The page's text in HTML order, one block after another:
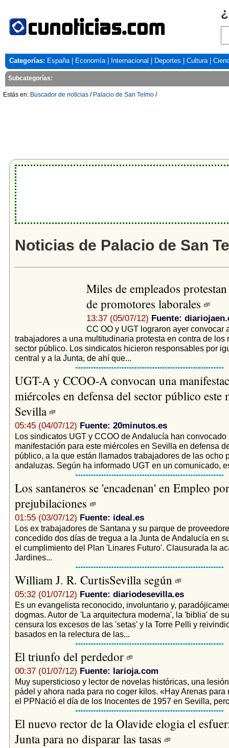
Categorías: España| Economía| Internacional Deportes Cultura|
Subcategorías:
Estás en: Buscador de noticias / Palacio de San Telmo /
Noticias de Palacio de San
Miles de empleados
de promotores laborales
13:37 (05/07/12) Fuente:
CC OO y UGT lograron ayer convocar
trabajadores a una multitudinaria protesta en contra de los
sector público. Los sindicatos hicieron responsables por
central y a la Junta, de ahí que...
UGT-A y CCOO-A convocan una
miércoles en defensa del sector público este
Sevilla
05:45 (04/07/12) Fuente: 20minutos.es
Los sindicatos UGT y CCOO de Andalucía han convocado
manifestación para este miércoles en Sevilla en defensa
público, a la que están llamados trabajadores de las ocho
andaluzas. Según ha informado UGT en un comunicado,
Los santaneros se 'encadenan' en Empleo
prejubilaciones
01:55 (03/07/12) Fuente: ideal.es
Los ex trabajadores de Santana y su parque de
concedido dos días de tregua a la Junta de Andalucía en
el cumplimiento del Plan 'Linares Futuro'. Clausurada la
Jardines...
William J. R. CurtisSevilla según
05:32 (01/07/12) Fuente: diariodesevilla.es
Es un evangelista reconocido, involuntario y,
dogmas. Autor de 'La arquitectura moderna', la 'biblia' de
censura los excesos de las 'setas' y la Torre Pelli y
basados en la relectura de las...
El triunfo del perdedor
00:37 (01/07/12) Fuente: larioja.com
Muy supersticioso y lector de novelas históricas, una
pádel y ahora nada para no coger kilos. «Hay Arenas para
el PPNació el día de los Inocentes de 1957 en Sevilla,
El nuevo rector de la Olavide elogia el
Junta para no disparar las tasas